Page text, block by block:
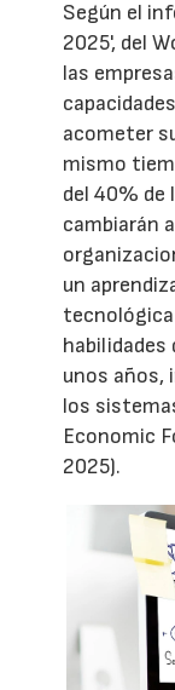
Según el
2025', del
las
acometer
mismo
del 40% de
cambiarán
un
habilidades
unos años,
los
Economic
2025).